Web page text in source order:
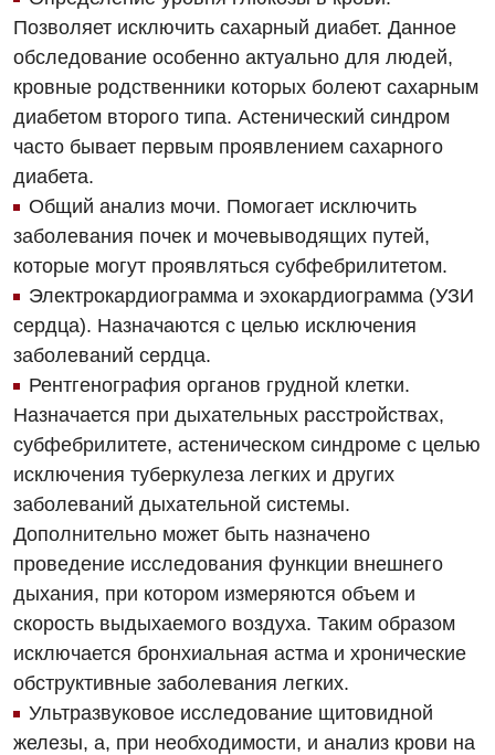
Ортопедия и травматология
Отделение интенсивной терапии
Отделение неотложных состояний
Оториноларингология
Офтальмологическое отделение
Педиатрическое отделение
Пульмонология
Сосудистая хирургия
Терапевтическое отделение
Травматологическое отделение
Урологическое отделение
Урология
Физиотерапия
Позволяет исключить сахарный диабет. Данное
обследование особенно актуально для людей,
кровные родственники которых болеют сахарным
диабетом второго типа. Астенический синдром
часто бывает первым проявлением сахарного
диабета.
Общий анализ мочи. Помогает исключить
заболевания почек и мочевыводящих путей,
которые могут проявляться субфебрилитетом.
Электрокардиограмма и эхокардиограмма (УЗИ
сердца). Назначаются с целью исключения
заболеваний сердца.
Рентгенография органов грудной клетки.
Назначается при дыхательных расстройствах,
субфебрилитете, астеническом синдроме с целью
исключения туберкулеза легких и других
заболеваний дыхательной системы.
Дополнительно может быть назначено
проведение исследования функции внешнего
дыхания, при котором измеряются объем и
скорость выдыхаемого воздуха. Таким образом
исключается бронхиальная астма и хронические
обструктивные заболевания легких.
Ультразвуковое исследование щитовидной
железы, а, при необходимости, и анализ крови на